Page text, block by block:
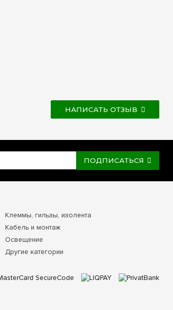
НАПИСАТЬ ОТЗЫВ
ПОДПИСАТЬСЯ
Клеммы, гильзы, изолента
Кабель и монтаж
Освещение
Другие категории